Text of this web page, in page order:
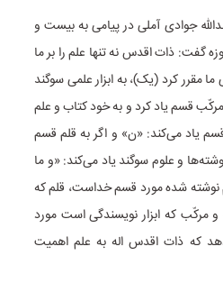
جوادی آملی در پیامی به بیست و
ذات اقدس نه تنها علم را بر ما
ما مقرر کرد (یک)، به ابزار علمی سوگند
مرکّب قسم یاد کرد و به خود کتاب و علم
یاد می‌کند: «ن» و اگر به قلم قسم
و علوم سوگند یاد می‌کند: «و ما
شده مورد قسم خداست، قلم که
که ابزار نویسندگی است مورد
که ذات اقدس اله به علم اهمیت